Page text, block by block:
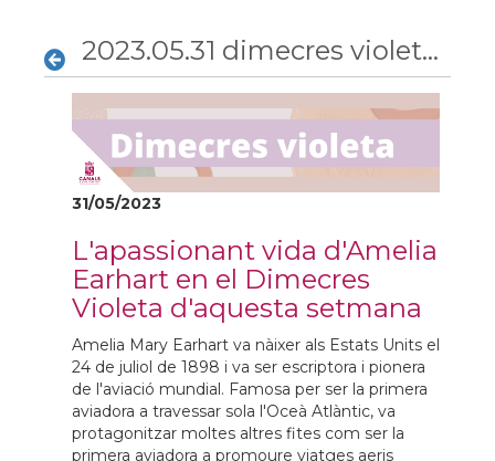
2023.05.31 dimecres violeta amelia earhart
31/05/2023
L'apassionant vida d'Amelia
Earhart en el Dimecres
Violeta d'aquesta setmana
Amelia Mary Earhart va nàixer als Estats Units el
24 de juliol de 1898 i va ser escriptora i pionera
de l'aviació mundial. Famosa per ser la primera
aviadora a travessar sola l'Oceà Atlàntic, va
protagonitzar moltes altres fites com ser la
primera aviadora a promoure viatges aeris